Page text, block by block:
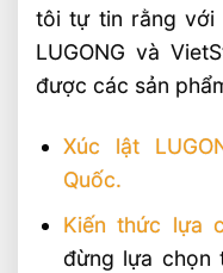
tôi tự tin rằng với
LUGONG và
được các sản
Xúc lật
Quốc.
Kiến thức lựa
đừng lựa chọn